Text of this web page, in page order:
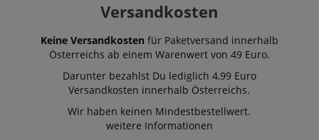
Versandkosten
Keine Versandkosten für Paketversand innerhalb
Österreichs ab einem Warenwert von 49 Euro.
Darunter bezahlst Du lediglich 4,99 Euro
Versandkosten innerhalb Österreichs.
Wir haben keinen Mindestbestellwert.
weitere Informationen